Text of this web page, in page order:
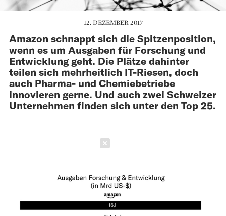
12. DEZEMBER 2017
Amazon schnappt sich die Spitzenposition,
wenn es um Ausgaben für Forschung und
Entwicklung geht. Die Plätze dahinter
teilen sich mehrheitlich IT-Riesen, doch
auch Pharma- und Chemiebetriebe
innovieren gerne. Und auch zwei Schweizer
Unternehmen finden sich unter den Top 25.